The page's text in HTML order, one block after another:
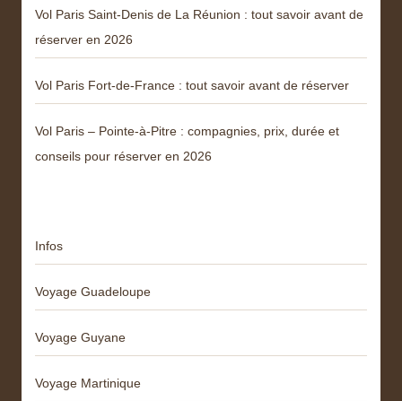
Vol Paris Saint-Denis de La Réunion : tout savoir avant de
réserver en 2026
Vol Paris Fort-de-France : tout savoir avant de réserver
Vol Paris – Pointe-à-Pitre : compagnies, prix, durée et
conseils pour réserver en 2026
Infos
Voyage Guadeloupe
Voyage Guyane
Voyage Martinique